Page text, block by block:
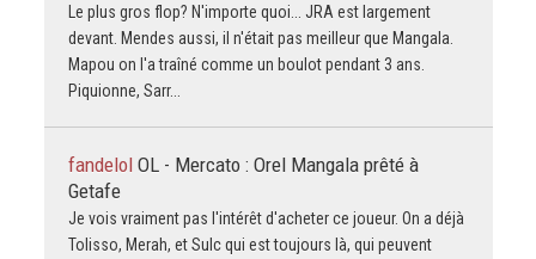
Le plus gros flop? N'importe quoi... JRA est largement
devant. Mendes aussi, il n'était pas meilleur que Mangala.
Mapou on l'a traîné comme un boulot pendant 3 ans.
Piquionne, Sarr...
fandelol OL - Mercato : Orel Mangala prêté à
Getafe
Je vois vraiment pas l'intérêt d'acheter ce joueur. On a déjà
Tolisso, Merah, et Sulc qui est toujours là, qui peuvent